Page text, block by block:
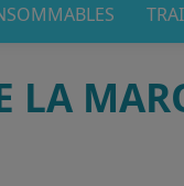
LA